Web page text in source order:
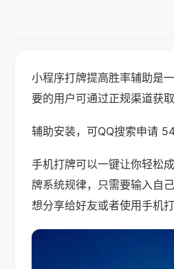
小程序打牌提高胜率辅助是
要的用户可通过正规渠道获取
辅助安装，可QQ搜索申请
手机打牌可以一键让你轻松
牌系统规律，只需要输入自
想分享给好友或者使用手机